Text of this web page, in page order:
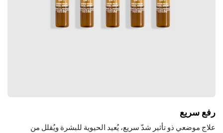
رفع سريع
علاج موضعي ذو تأثير شدّ سريع، يُعيد الحيوية للبشرة ويُقلل من